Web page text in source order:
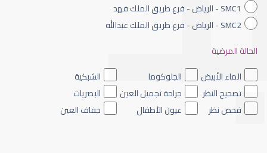
ضعف نظر العين اليسرى
SMC1 - الرياض - فرع طريق الملك فهد
SMC2 - الرياض - فرع طريق الملك عبدالله
الحالة المرضية
الماء الأبيض
الجلوكوما
الشبكية
تصحيح النظر
جراحة تجميل العين
البصريات
فحص نظر
عيون الأطفال جفاف العين